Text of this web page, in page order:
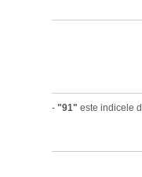
- "91" este indicele